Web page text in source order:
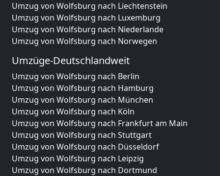
Umzug von Wolfsburg nach Liechtenstein
Umzug von Wolfsburg nach Luxemburg
Umzug von Wolfsburg nach Niederlande
Umzug von Wolfsburg nach Norwegen
Umzüge-Deutschlandweit
Umzug von Wolfsburg nach Berlin
Umzug von Wolfsburg nach Hamburg
Umzug von Wolfsburg nach München
Umzug von Wolfsburg nach Köln
Umzug von Wolfsburg nach Frankfurt am Main
Umzug von Wolfsburg nach Stuttgart
Umzug von Wolfsburg nach Düsseldorf
Umzug von Wolfsburg nach Leipzig
Umzug von Wolfsburg nach Dortmund